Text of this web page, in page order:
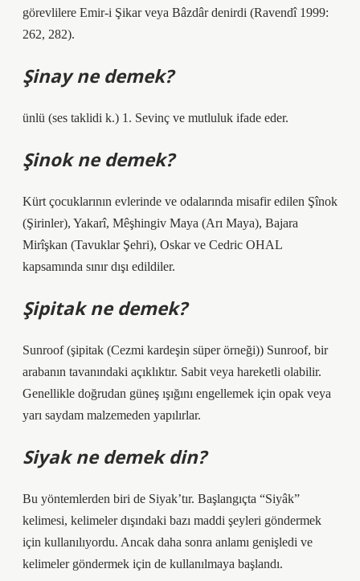
görevlilere Emir-i Şikar veya Bâzdâr denirdi (Ravendî 1999:
262, 282).
Şinay ne demek?
ünlü (ses taklidi k.) 1. Sevinç ve mutluluk ifade eder.
Şinok ne demek?
Kürt çocuklarının evlerinde ve odalarında misafir edilen Şînok
(Şirinler), Yakarî, Mêşhingiv Maya (Arı Maya), Bajara
Mirîşkan (Tavuklar Şehri), Oskar ve Cedric OHAL
kapsamında sınır dışı edildiler.
Şipitak ne demek?
Sunroof (şipitak (Cezmi kardeşin süper örneği)) Sunroof, bir
arabanın tavanındaki açıklıktır. Sabit veya hareketli olabilir.
Genellikle doğrudan güneş ışığını engellemek için opak veya
yarı saydam malzemeden yapılırlar.
Siyak ne demek din?
Bu yöntemlerden biri de Siyak’tır. Başlangıçta “Siyâk”
kelimesi, kelimeler dışındaki bazı maddi şeyleri göndermek
için kullanılıyordu. Ancak daha sonra anlamı genişledi ve
kelimeler göndermek için de kullanılmaya başlandı.